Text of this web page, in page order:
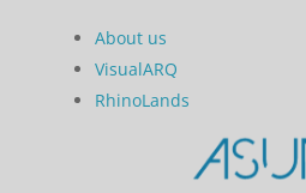
About us
VisualARQ
RhinoLands